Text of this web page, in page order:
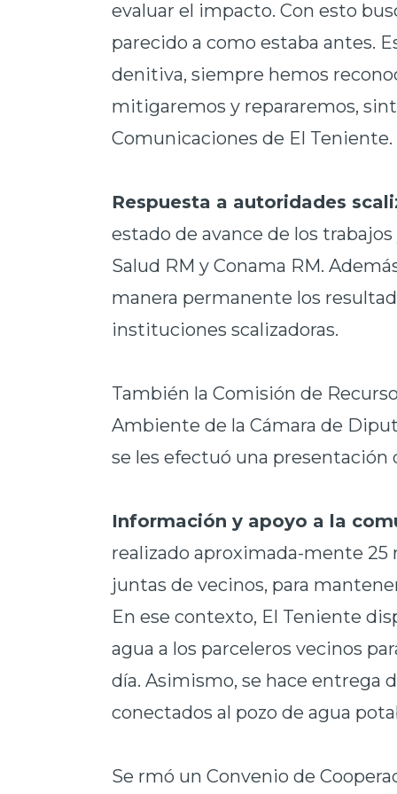
evaluar el impacto. Con esto
parecido a como estaba antes.
denitiva, siempre hemos
mitigaremos y repararemos,
Comunicaciones de El Teniente.
Respuesta a autoridades
estado de avance de los
Salud RM y Conama RM.
manera permanente los
instituciones scalizadoras.
También la Comisión de
Ambiente de la Cámara de
se les efectuó una presentación
Información y apoyo a la
realizado aproximada-mente 25
juntas de vecinos, para
En ese contexto, El Teniente
agua a los parceleros vecinos
día. Asimismo, se hace entrega
conectados al pozo de agua
Se rmó un Convenio de